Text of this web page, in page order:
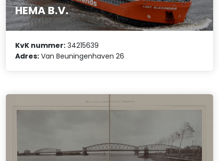
HEMA B.V.
KvK nummer: 34215639
Adres: Van Beuningenhaven 26